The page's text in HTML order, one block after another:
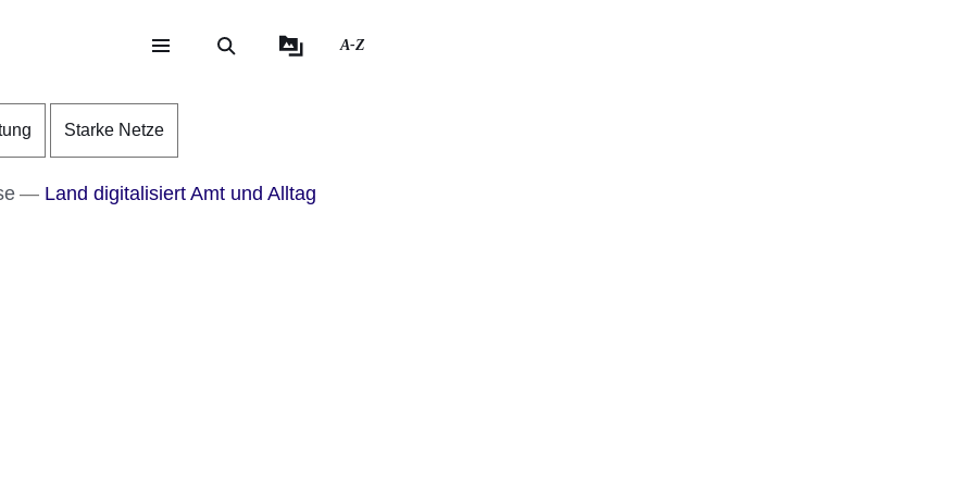
A-Z
Starke Netze
Land digitalisiert Amt und Alltag